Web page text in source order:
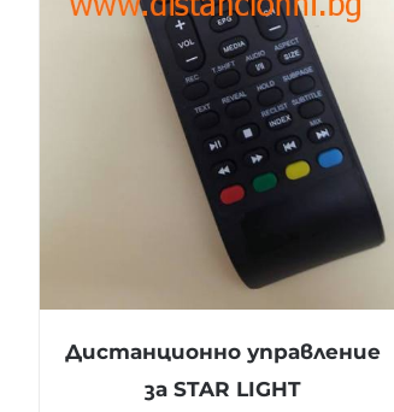
Дистанционно управление
за STAR LIGHT